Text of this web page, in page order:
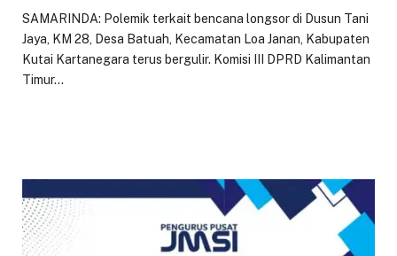
SAMARINDA: Polemik terkait bencana longsor di Dusun Tani
Jaya, KM 28, Desa Batuah, Kecamatan Loa Janan, Kabupaten
Kutai Kartanegara terus bergulir. Komisi III DPRD Kalimantan
Timur…